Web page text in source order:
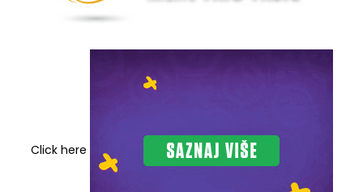
Click here